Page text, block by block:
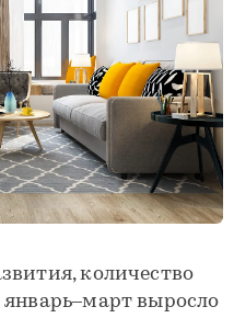
количество
выросло